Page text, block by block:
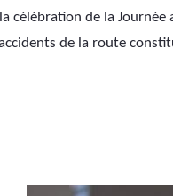
célébration de la
de la route